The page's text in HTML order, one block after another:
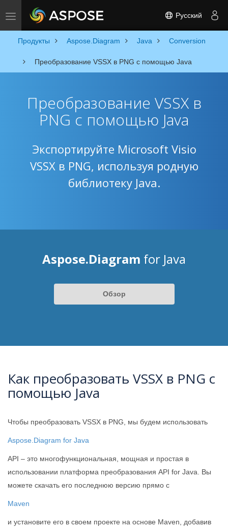
Toggle navigation Русский
Продукты Aspose.Diagram Java Conversion
Преобразование VSSX в PNG с помощью Java
Преобразование VSSX в
PNG с помощью Java
Экспортируйте Microsoft Visio
VSSX в PNG, используя родную
библиотеку Java.
Aspose.Diagram for Java
Обзор
Как преобразовать VSSX в PNG с
помощью Java
Чтобы преобразовать VSSX в PNG, мы будем использовать
Aspose.Diagram for Java
API – это многофункциональная, мощная и простая в
использовании платформа преобразования API for Java. Вы
можете скачать его последнюю версию прямо с
Maven
и установите его в своем проекте на основе Maven, добавив